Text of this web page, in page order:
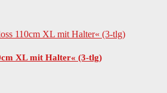
XL mit Halter« (3-tlg)